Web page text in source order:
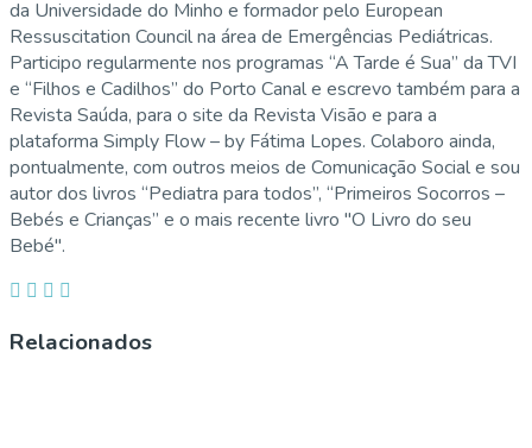
da Universidade do Minho e formador pelo European
Ressuscitation Council na área de Emergências Pediátricas.
Participo regularmente nos programas “A Tarde é Sua” da TVI
e “Filhos e Cadilhos” do Porto Canal e escrevo também para a
Revista Saúda, para o site da Revista Visão e para a
plataforma Simply Flow – by Fátima Lopes. Colaboro ainda,
pontualmente, com outros meios de Comunicação Social e sou
autor dos livros “Pediatra para todos”, “Primeiros Socorros –
Bebés e Crianças” e o mais recente livro "O Livro do seu
Bebé".
Relacionados